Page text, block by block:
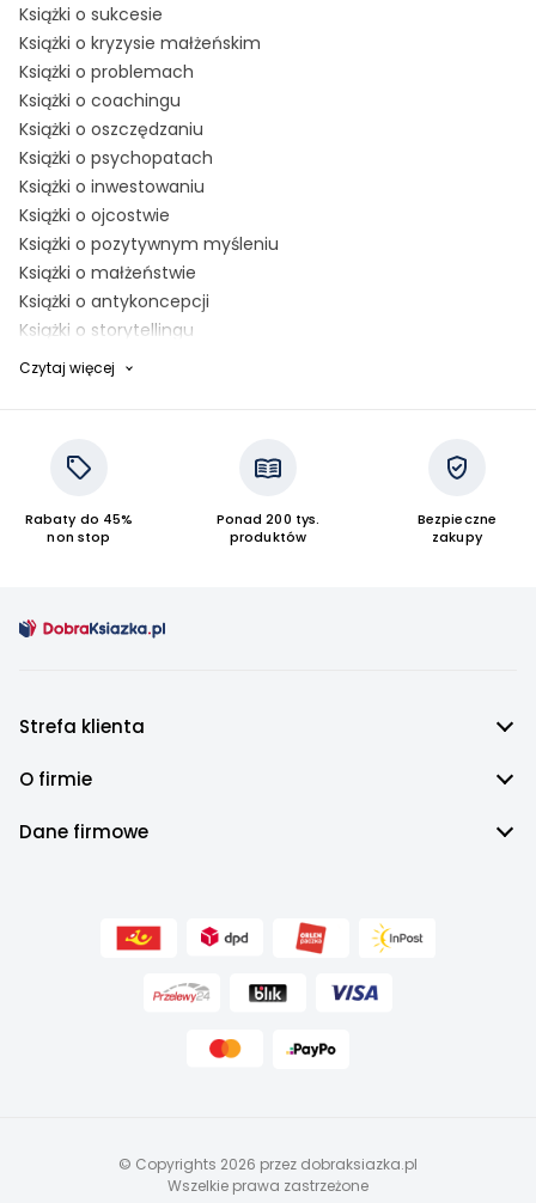
Książki o sukcesie
Książki o kryzysie małżeńskim
Książki o problemach
Książki o coachingu
Książki o oszczędzaniu
Książki o psychopatach
Książki o inwestowaniu
Książki o ojcostwie
Książki o pozytywnym myśleniu
Książki o małżeństwie
Książki o antykoncepcji
Książki o storytellingu
Książki o stresie
Książki o pracoholizmie
Książki o bieganiu
Książki o Skandynawii
Książki o zarządzaniu czasem
Książki o samoakceptacji
Czytaj więcej
Rabaty do 45%
non stop
Ponad 200 tys.
produktów
Bezpieczne
zakupy
Strefa klienta
O firmie
Dane firmowe
© Copyrights 2026 przez dobraksiazka.pl
Wszelkie prawa zastrzeżone